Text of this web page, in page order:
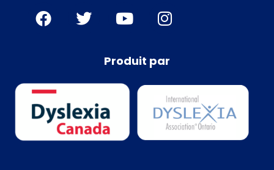
Produit par